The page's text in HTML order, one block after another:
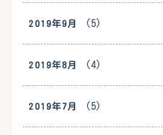
2019年9月 (5)
2019年8月 (4)
2019年7月 (5)